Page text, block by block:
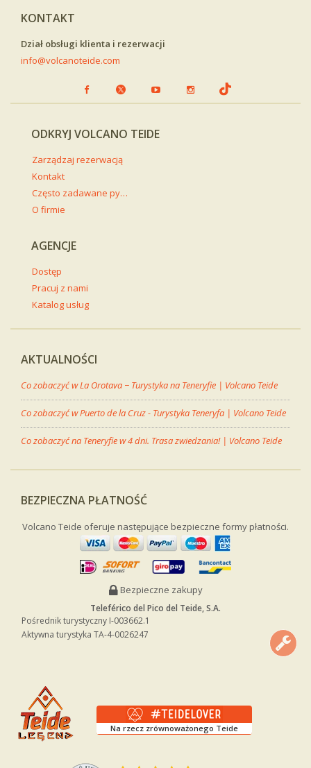
KONTAKT
Dział obsługi klienta i rezerwacji
info@volcanoteide.com
ODKRYJ VOLCANO TEIDE
Zarządzaj rezerwacją
Kontakt
Często zadawane pytania
O firmie
AGENCJE
Dostęp
Pracuj z nami
Katalog usług
AKTUALNOŚCI
Co zobaczyć w La Orotava − Turystyka na Teneryfie | Volcano Teide
Co zobaczyć w Puerto de la Cruz - Turystyka Teneryfa | Volcano Teide
Co zobaczyć na Teneryfie w 4 dni. Trasa zwiedzania! | Volcano Teide
BEZPIECZNA PŁATNOŚĆ
Volcano Teide oferuje następujące bezpieczne formy płatności.
Bezpieczne zakupy
Teleférico del Pico del Teide, S.A.
Pośrednik turystyczny I-003662.1
Aktywna turystyka TA-4-0026247
Na rzecz zrównoważonego Teide